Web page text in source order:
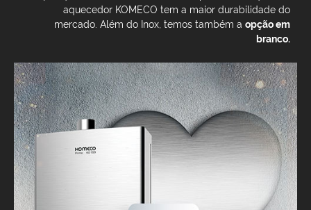
aquecedor KOMECO tem a maior durabilidade do
mercado. Além do Inox, temos também a opção em
branco.